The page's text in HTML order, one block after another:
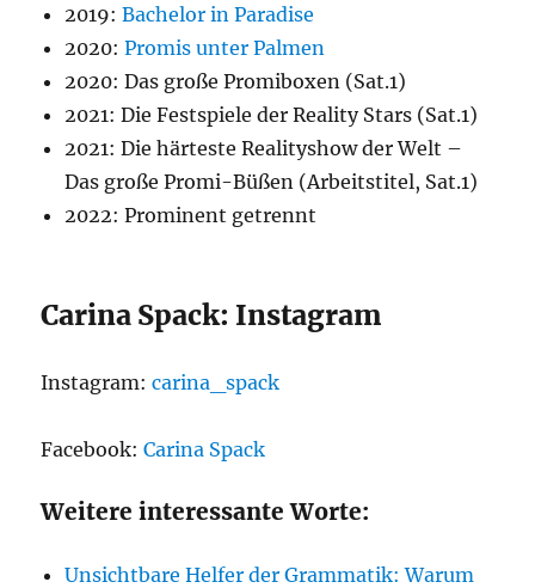
2019:Bachelor in Paradise
2020:Promis unter Palmen
2020: Das große Promiboxen (Sat.1)
2021: Die Festspiele der Reality Stars (Sat.1)
2021: Die härteste Realityshow der Welt –
Das große Promi-Büßen (Arbeitstitel, Sat.1)
2022: Prominent getrennt
Carina Spack: Instagram
Instagram:carina_spack
Facebook:Carina Spack
Weitere interessante Worte:
Unsichtbare Helfer der Grammatik: Warum